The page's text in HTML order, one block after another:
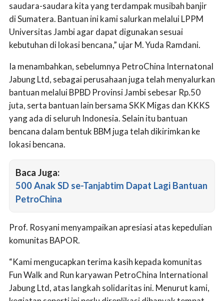
saudara-saudara kita yang terdampak musibah banjir
di Sumatera. Bantuan ini kami salurkan melalui LPPM
Universitas Jambi agar dapat digunakan sesuai
kebutuhan di lokasi bencana,” ujar M. Yuda Ramdani.
Ia menambahkan, sebelumnya PetroChina Internatonal
Jabung Ltd, sebagai perusahaan juga telah menyalurkan
bantuan melalui BPBD Provinsi Jambi sebesar Rp.50
juta, serta bantuan lain bersama SKK Migas dan KKKS
yang ada di seluruh Indonesia. Selain itu bantuan
bencana dalam bentuk BBM juga telah dikirimkan ke
lokasi bencana.
Baca Juga:
500 Anak SD se-Tanjabtim Dapat Lagi Bantuan
PetroChina
Prof. Rosyani menyampaikan apresiasi atas kepedulian
komunitas BAPOR.
“Kami mengucapkan terima kasih kepada komunitas
Fun Walk and Run karyawan PetroChina International
Jabung Ltd, atas langkah solidaritas ini. Menurut kami,